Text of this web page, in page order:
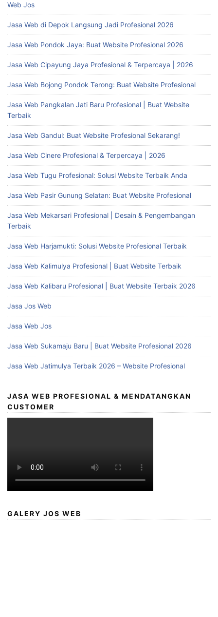
Web Jos
Jasa Web di Depok Langsung Jadi Profesional 2026
Jasa Web Pondok Jaya: Buat Website Profesional 2026
Jasa Web Cipayung Jaya Profesional & Terpercaya | 2026
Jasa Web Bojong Pondok Terong: Buat Website Profesional
Jasa Web Pangkalan Jati Baru Profesional | Buat Website
Terbaik
Jasa Web Gandul: Buat Website Profesional Sekarang!
Jasa Web Cinere Profesional & Terpercaya | 2026
Jasa Web Tugu Profesional: Solusi Website Terbaik Anda
Jasa Web Pasir Gunung Selatan: Buat Website Profesional
Jasa Web Mekarsari Profesional | Desain & Pengembangan
Terbaik
Jasa Web Harjamukti: Solusi Website Profesional Terbaik
Jasa Web Kalimulya Profesional | Buat Website Terbaik
Jasa Web Kalibaru Profesional | Buat Website Terbaik 2026
Jasa Jos Web
Jasa Web Jos
Jasa Web Sukamaju Baru | Buat Website Profesional 2026
Jasa Web Jatimulya Terbaik 2026 – Website Profesional
JASA WEB PROFESIONAL & MENDATANGKAN
CUSTOMER
GALERY JOS WEB